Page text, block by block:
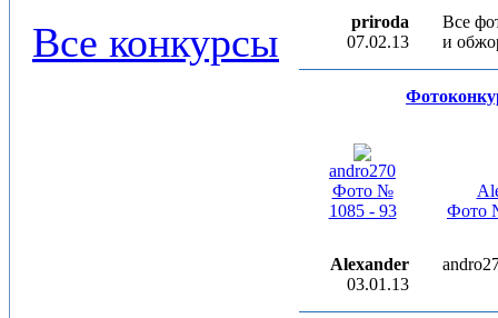
Все конкурсы
priroda
07.02.13
Все
и
andro270
Фото №
1085 - 93
Фото
Alexander
03.01.13